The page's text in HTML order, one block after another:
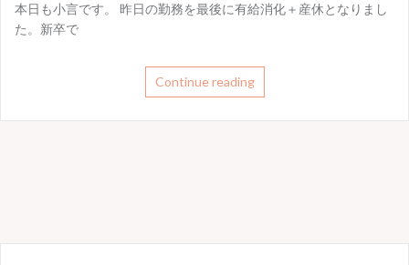
本日も小言です。 昨日の勤務を最後に有給消化＋産休となりまし
た。新卒で
Continue reading